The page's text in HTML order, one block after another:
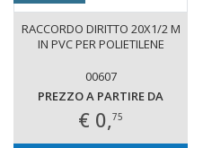
RACCORDO DIRITTO 20X1/2 M
IN PVC PER POLIETILENE
00607
PREZZO A PARTIRE DA
€ 0,75